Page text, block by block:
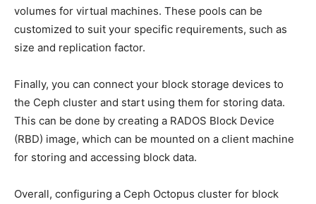
volumes for virtual machines. ​These pools can be
customized to suit your specific ⁢requirements, such as
size and replication factor.
Finally, ⁢you ⁤can connect your block storage devices to
the‍ Ceph cluster and​ start using them for storing data.
This can ‌be‌ done​ by creating ‍a RADOS Block Device
(RBD) image, which can‍ be mounted on​ a⁢ client machine
for storing and accessing ‌block‍ data.
Overall,⁢ configuring a Ceph ⁢Octopus cluster for block